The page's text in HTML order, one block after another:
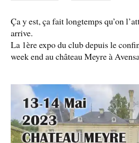
Ça y est, ça fait longtemps qu’on
arrive.
La 1ère expo du club depuis le
week end au château Meyre à